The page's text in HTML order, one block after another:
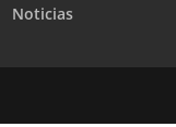
Noticias